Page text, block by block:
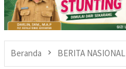
Beranda BERITA NASIONAL